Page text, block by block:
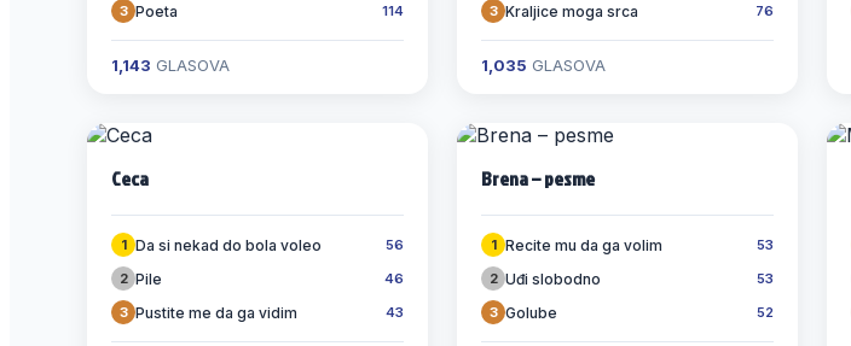
3 Poeta 114
1,143 GLASOVA
3 Kraljice moga srca 76
1,035 GLASOVA
Ceca
1 Da si nekad do bola voleo
56
2 Pile
46
3 Pustite me da ga vidim 43
Brena – pesme
1 Recite mu da ga volim
53
2 Uđi slobodno
53
3 Golube 52